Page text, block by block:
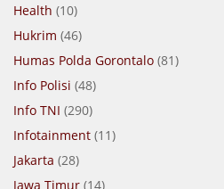
Health (10)
Hukrim (46)
Humas Polda Gorontalo (81)
Info Polisi (48)
Info TNI (290)
Infotainment (11)
Jakarta (28)
Jawa Timur (14)